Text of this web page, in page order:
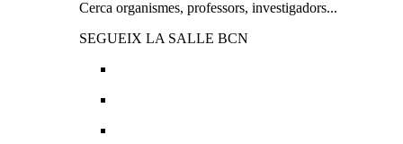
Cerca organismes, professors, investigadors...
SEGUEIX LA SALLE BCN